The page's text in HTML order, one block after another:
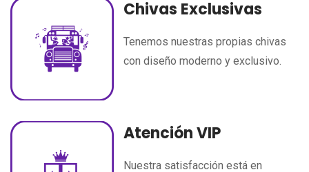
Chivas Exclusivas
Tenemos nuestras propias chivas
con diseño moderno y exclusivo.
Atención VIP
Nuestra satisfacción está en